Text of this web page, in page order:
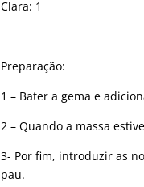
Clara: 1
Preparação:
1 – Bater a gema e
2 – Quando a massa
3- Por fim, introduzir as
pau.